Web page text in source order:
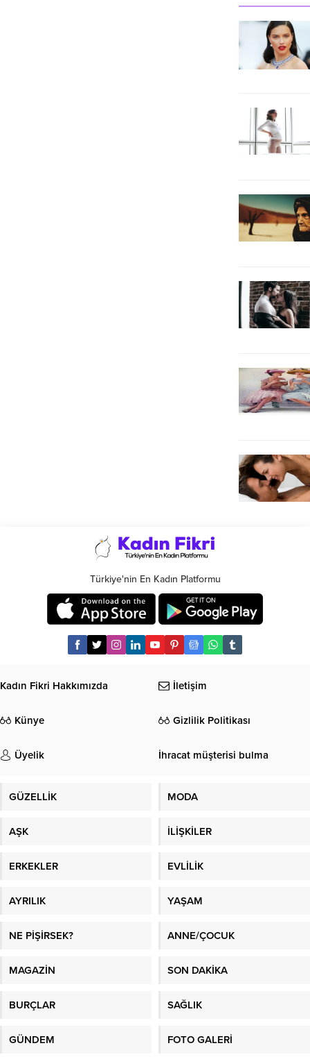
Türkiye'nin En Kadın Platformu
Kadın Fikri Hakkımızda İletişim
Künye Gizlilik Politikası
Üyelik İhracat müşterisi bulma
GÜZELLİK MODA
AŞK İLİŞKİLER
ERKEKLER EVLİLİK
AYRILIK YAŞAM
NE PİŞİRSEK? ANNE/ÇOCUK
MAGAZİN SON DAKİKA
BURÇLAR SAĞLIK
GÜNDEM FOTO GALERİ